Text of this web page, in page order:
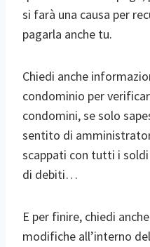
si farà una causa per
pagarla anche tu.
Chiedi anche
condominio per
condomini, se solo
sentito di
scappati con tutti i
di debiti…
E per finire, chiedi
modifiche all’interno